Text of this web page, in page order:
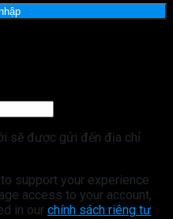
sẽ được gửi đến địa chỉ
support your experience
access to your account,
in our chính sách riêng tư.